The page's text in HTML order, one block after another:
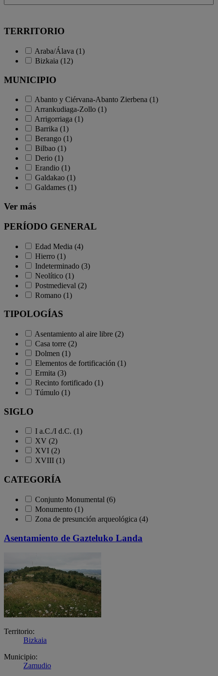
TERRITORIO
Araba/Álava (1)
Bizkaia (12)
MUNICIPIO
Abanto y Ciérvana-Abanto Zierbena (1)
Arrankudiaga-Zollo (1)
Arrigorriaga (1)
Barrika (1)
Berango (1)
Bilbao (1)
Derio (1)
Erandio (1)
Galdakao (1)
Galdames (1)
Ver más
PERÍODO GENERAL
Edad Media (4)
Hierro (1)
Indeterminado (3)
Neolítico (1)
Postmedieval (2)
Romano (1)
TIPOLOGÍAS
Asentamiento al aire libre (2)
Casa torre (2)
Dolmen (1)
Elementos de fortificación (1)
Ermita (3)
Recinto fortificado (1)
Túmulo (1)
SIGLO
I a.C./I d.C. (1)
XV (2)
XVI (2)
XVIII (1)
CATEGORÍA
Conjunto Monumental (6)
Monumento (1)
Zona de presunción arqueológica (4)
Asentamiento de Gazteluko Landa
Territorio:
Bizkaia
Municipio:
Zamudio